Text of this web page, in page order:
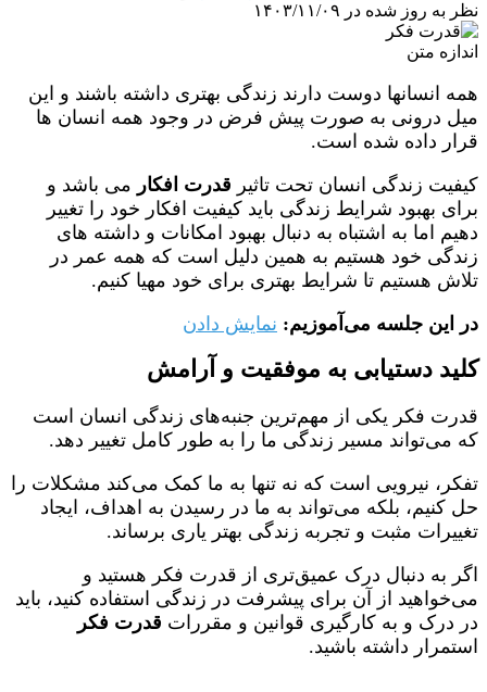
نظر به روز شده در ۱۴۰۳/۱۱/۰۹
اندازه متن
همه انسانها دوست دارند زندگی بهتری داشته باشند و این
میل درونی به صورت پیش فرض در وجود همه انسان ها
قرار داده شده است.
کیفیت زندگی انسان تحت تاثیر قدرت افکار می باشد و
برای بهبود شرایط زندگی باید کیفیت افکار خود را تغییر
دهیم اما به اشتباه به دنبال بهبود امکانات و داشته های
زندگی خود هستیم به همین دلیل است که همه عمر در
تلاش هستیم تا شرایط بهتری برای خود مهیا کنیم.
در این جلسه می‌آموزیم: نمایش دادن
کلید دستیابی به موفقیت و آرامش
قدرت فکر یکی از مهم‌ترین جنبه‌های زندگی انسان است
که می‌تواند مسیر زندگی ما را به طور کامل تغییر دهد.
تفکر، نیرویی است که نه‌ تنها به ما کمک می‌کند مشکلات را
حل کنیم، بلکه می‌تواند به ما در رسیدن به اهداف، ایجاد
تغییرات مثبت و تجربه زندگی بهتر یاری برساند.
اگر به دنبال درک عمیق‌تری از قدرت فکر هستید و
می‌خواهید از آن برای پیشرفت در زندگی استفاده کنید، باید
در درک و به کارگیری قوانین و مقررات قدرت فکر
استمرار داشته باشید.